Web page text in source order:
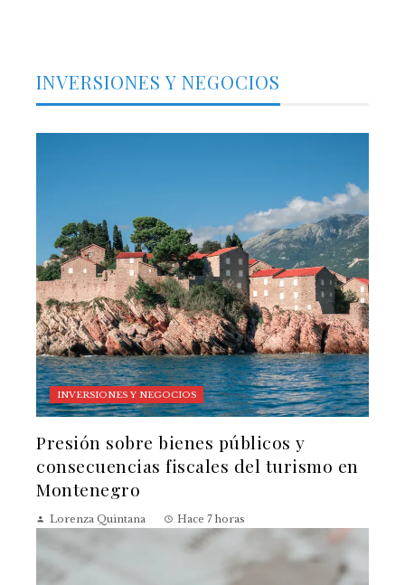
INVERSIONES Y NEGOCIOS
INVERSIONES Y NEGOCIOS
Presión sobre bienes públicos y
consecuencias fiscales del turismo en
Montenegro
Lorenza Quintana Hace 7 horas